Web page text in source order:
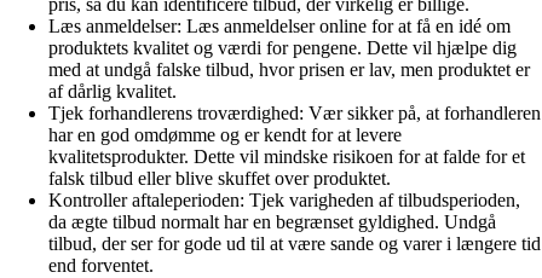
pris, så du kan identificere tilbud, der virkelig er billige.
Læs anmeldelser: Læs anmeldelser online for at få en idé om
produktets kvalitet og værdi for pengene. Dette vil hjælpe dig
med at undgå falske tilbud, hvor prisen er lav, men produktet er
af dårlig kvalitet.
Tjek forhandlerens troværdighed: Vær sikker på, at forhandleren
har en god omdømme og er kendt for at levere
kvalitetsprodukter. Dette vil mindske risikoen for at falde for et
falsk tilbud eller blive skuffet over produktet.
Kontroller aftaleperioden: Tjek varigheden af tilbudsperioden,
da ægte tilbud normalt har en begrænset gyldighed. Undgå
tilbud, der ser for gode ud til at være sande og varer i længere tid
end forventet.